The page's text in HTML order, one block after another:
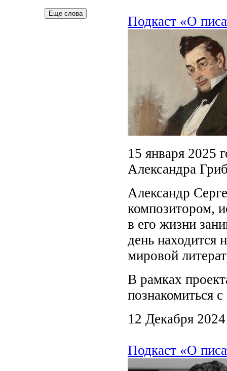
Еще слова
Подкаст «О
15 января 2025
Александра
Александр
композитором,
в его жизни
день находится
мировой
В рамках
познакомиться
12 Декабря 2024
Подкаст «О